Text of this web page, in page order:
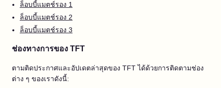
ล็อบบี้แมตช์รอง 1
ล็อบบี้แมตช์รอง 2
ล็อบบี้แมตช์รอง 3
ช่องทางการของ TFT
ตามติดประกาศและอัปเดตล่าสุดของ TFT ได้ด้วยการติดตามช่อง
ต่าง ๆ ของเราดังนี้: